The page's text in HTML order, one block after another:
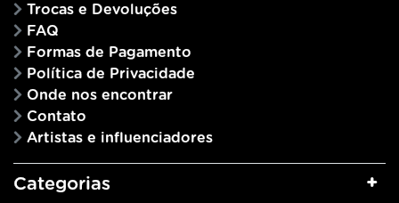
Trocas e Devoluções
FAQ
Formas de Pagamento
Política de Privacidade
Onde nos encontrar
Contato
Artistas e influenciadores
Categorias